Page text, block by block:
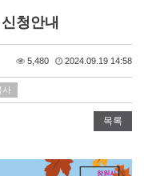
청안내
5,480 2024.09.19 14:58
사
목록